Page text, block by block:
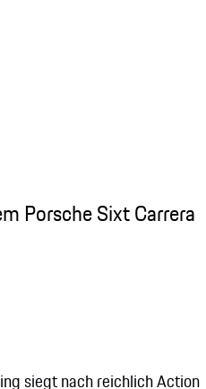
Porsche Sixt Carrera
siegt nach reichlich Action